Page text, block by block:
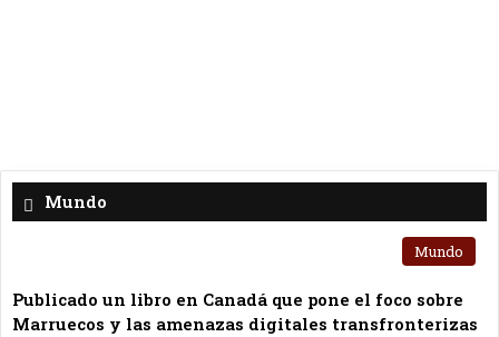
Mundo
Mundo
Publicado un libro en Canadá que pone el foco sobre
Marruecos y las amenazas digitales transfronterizas